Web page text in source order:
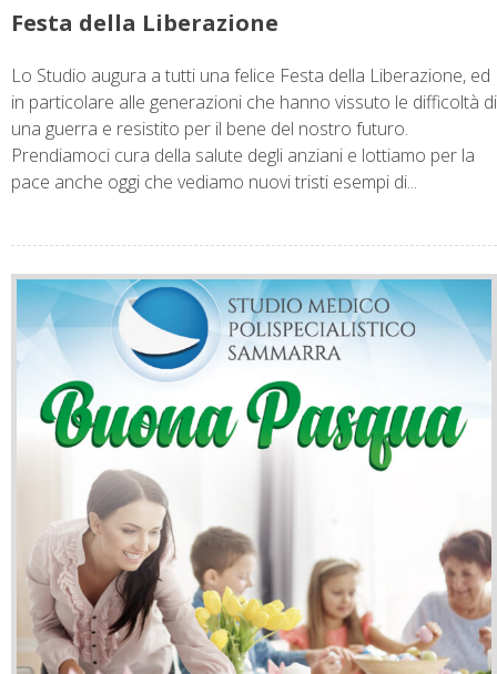
Festa della Liberazione
Lo Studio augura a tutti una felice Festa della Liberazione, ed
in particolare alle generazioni che hanno vissuto le difficoltà di
una guerra e resistito per il bene del nostro futuro.
Prendiamoci cura della salute degli anziani e lottiamo per la
pace anche oggi che vediamo nuovi tristi esempi di...